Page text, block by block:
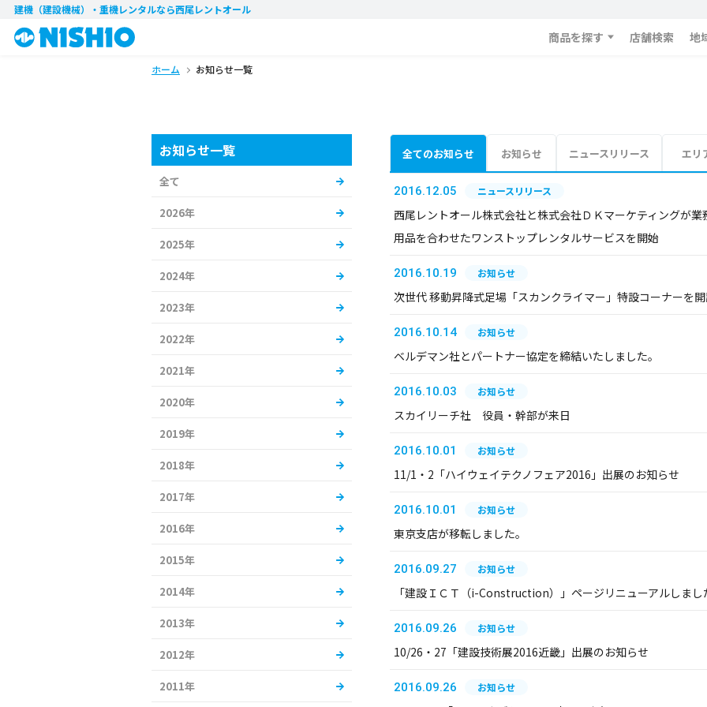
建機（建設機械）・重機レンタルなら西尾レントオール
商品を探す 店舗検索 地
ホーム お知らせ一覧
全てのお知らせ お知らせ ニュースリリース エリ
2016.12.05 ニュースリリース
西尾レントオール株式会社と株式会社ＤＫマーケティングが
用品を合わせたワンストップレンタルサービスを開始
2016.10.19 お知らせ
次世代 移動昇降式足場「スカンクライマー」特設コーナーを
2016.10.14 お知らせ
ベルデマン社とパートナー協定を締結いたしました。
2016.10.03 お知らせ
スカイリーチ社 役員・幹部が来日
2016.10.01 お知らせ
11/1・2「ハイウェイテクノフェア2016」出展のお知らせ
2016.10.01 お知らせ
東京支店が移転しました。
2016.09.27 お知らせ
「建設ＩＣＴ（i-Construction）」ページリニューアルしまし
2016.09.26 お知らせ
10/26・27「建設技術展2016近畿」出展のお知らせ
2016.09.26 お知らせ
お知らせ一覧
全て
2026年
2025年
2024年
2023年
2022年
2021年
2020年
2019年
2018年
2017年
2016年
2015年
2014年
2013年
2012年
2011年